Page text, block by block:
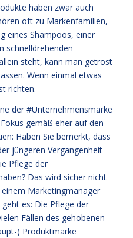
haben zwar auch
oft zu Markenfamilien,
eines Shampoos, einer
schnelldrehenden
steht, kann man getrost
Wenn einmal etwas
richten.
der #Unternehmensmarke
gemäß eher auf den
Haben Sie bemerkt, dass
jüngeren Vergangenheit
Pflege der
Das wird sicher nicht
Marketingmanager
es: Die Pflege der
Fällen des gehobenen
) Produktmarke